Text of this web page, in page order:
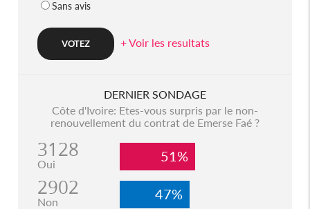
Sans avis
+ Voir les resultats
DERNIER SONDAGE
Côte d'Ivoire: Etes-vous surpris par le non-
renouvellement du contrat de Emerse Faé ?
3128
Oui 51%
2902
Non 47%